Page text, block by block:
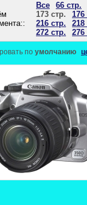
Все
66 стр.
173 стр.
176
216 стр.
218
272 стр.
276
по умолчанию